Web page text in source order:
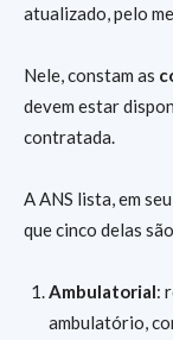
atualizado, pelo
Nele, constam as
devem estar
contratada.
A ANS lista, em seu
que cinco delas
Ambulatorial:
ambulatório,